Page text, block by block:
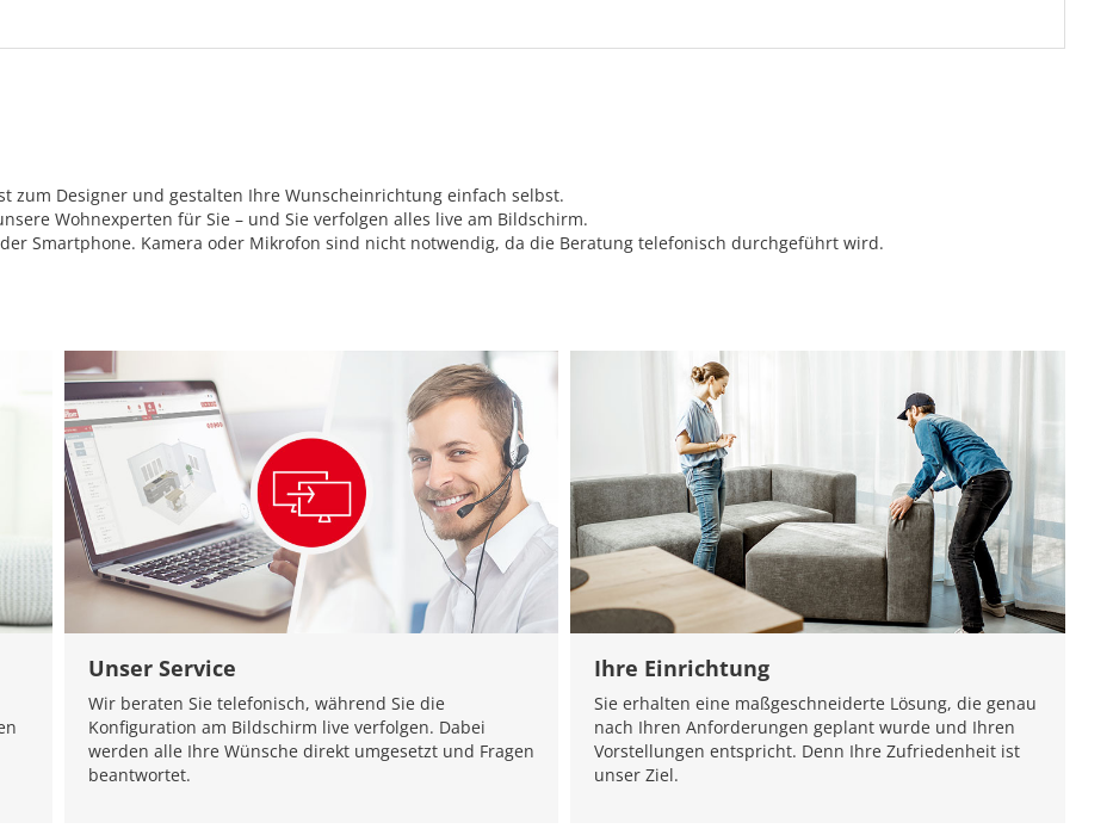
zum Designer und gestalten Ihre Wunscheinrichtung einfach selbst.
Wohnexperten für Sie – und Sie verfolgen alles live am Bildschirm.
Smartphone. Kamera oder Mikrofon sind nicht notwendig, da die Beratung telefonisch durchgeführt wird.
Unser Service
Wir beraten Sie telefonisch, während Sie die
Konfiguration am Bildschirm live verfolgen. Dabei
werden alle Ihre Wünsche direkt umgesetzt und Fragen
beantwortet.
Ihre Einrichtung
Sie erhalten eine maßgeschneiderte Lösung, die genau
nach Ihren Anforderungen geplant wurde und Ihren
Vorstellungen entspricht. Denn Ihre Zufriedenheit ist
unser Ziel.